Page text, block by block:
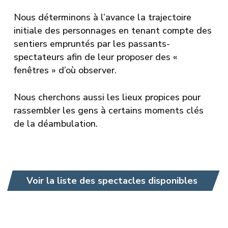
Nous déterminons à l’avance la trajectoire
initiale des personnages en tenant compte des
sentiers empruntés par les passants-
spectateurs afin de leur proposer des «
fenêtres » d’où observer.
Nous cherchons aussi les lieux propices pour
rassembler les gens à certains moments clés
de la déambulation.
Voir la liste des spectacles disponibles